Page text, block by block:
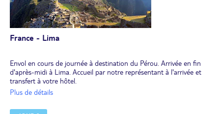
France - Lima
Envol en cours de journée à destination du Pérou. Arrivée en fin
d'après-midi à Lima. Accueil par notre représentant à l'arrivée et
transfert à votre hôtel.
Dîner libre.
Plus de détails